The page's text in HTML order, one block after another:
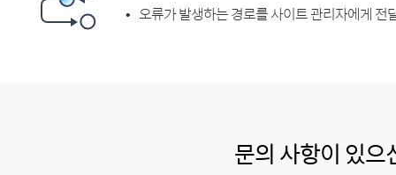
오류가 발생하는 경로를 사이트 관리자에게 전
문의 사항이 있으